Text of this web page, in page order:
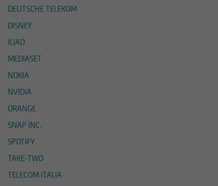
DEUTSCHE TELEKOM
DISNEY
ILIAD
MEDIASET
NOKIA
NVIDIA
ORANGE
SNAP INC.
SPOTIFY
TAKE-TWO
TELECOM ITALIA
inoltre, basarsi su determinati dati, presupposti,
espressamente riportati; l'utente dovrà,
qualsiasi altro sito web tramite il quale -
attraverso un hyperlink - l'utente abbia
accessibili, via hyperlink, dal Sito medesimo, né
per eventuali perdite o danni subiti dall'utente
per qualsiasi ragione in conseguenza